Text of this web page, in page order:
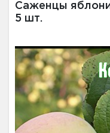
Саженцы
5 шт.